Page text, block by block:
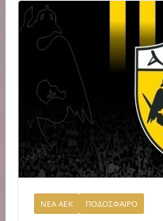
ΝΕΑ ΑΕΚ ΠΟΔΟΣΦΑΙΡΟ